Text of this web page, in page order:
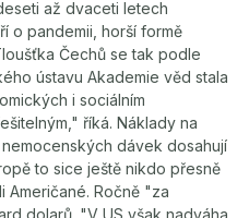
až dvaceti letech
o pandemii, horší formě
Čechů se tak podle
ústavu Akademie věd stala
i sociálním
říká. Náklady na
dávek dosahují
to sice ještě nikdo přesně
Američané. Ročně "za